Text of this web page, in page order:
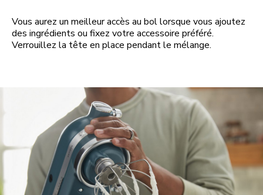
Vous aurez un meilleur accès au bol lorsque vous ajoutez
des ingrédients ou fixez votre accessoire préféré.
Verrouillez la tête en place pendant le mélange.